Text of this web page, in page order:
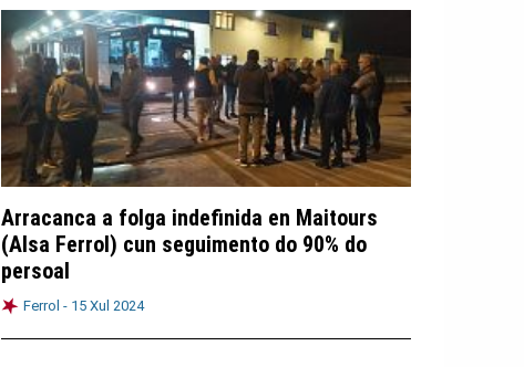
Arracanca a folga indefinida en Maitours
(Alsa Ferrol) cun seguimento do 90% do
persoal
Ferrol - 15 Xul 2024